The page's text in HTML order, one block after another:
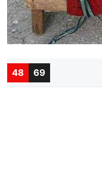
48 69